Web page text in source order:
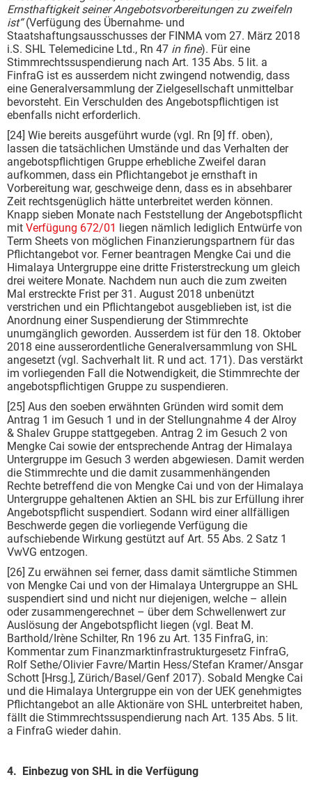
Ernsthaftigkeit seiner Angebotsvorbereitungen zu zweifeln
ist“(Verfügung des Übernahme- und
Staatshaftungsausschusses der FINMA vom 27. März 2018
i.S. SHL Telemedicine Ltd., Rn 47 in fine). Für eine
Stimmrechtssuspendierung nach Art. 135 Abs. 5 lit. a
FinfraG ist es ausserdem nicht zwingend notwendig, dass
eine Generalversammlung der Zielgesellschaft unmittelbar
bevorsteht. Ein Verschulden des Angebotspflichtigen ist
ebenfalls nicht erforderlich.
[24] Wie bereits ausgeführt wurde (vgl. Rn [9] ff. oben),
lassen die tatsächlichen Umstände und das Verhalten der
angebotspflichtigen Gruppe erhebliche Zweifel daran
aufkommen, dass ein Pflichtangebot je ernsthaft in
Vorbereitung war, geschweige denn, dass es in absehbarer
Zeit rechtsgenüglich hätte unterbreitet werden können.
Knapp sieben Monate nach Feststellung der Angebotspflicht
mit Verfügung 672/01 liegen nämlich lediglich Entwürfe von
Term Sheets von möglichen Finanzierungspartnern für das
Pflichtangebot vor. Ferner beantragen Mengke Cai und die
Himalaya Untergruppe eine dritte Fristerstreckung um gleich
drei weitere Monate. Nachdem nun auch die zum zweiten
Mal erstreckte Frist per 31. August 2018 unbenützt
verstrichen und ein Pflichtangebot ausgeblieben ist, ist die
Anordnung einer Suspendierung der Stimmrechte
unumgänglich geworden. Ausserdem ist für den 18. Oktober
2018 eine ausserordentliche Generalversammlung von SHL
angesetzt (vgl. Sachverhalt lit. R und act. 171). Das verstärkt
im vorliegenden Fall die Notwendigkeit, die Stimmrechte der
angebotspflichtigen Gruppe zu suspendieren.
[25] Aus den soeben erwähnten Gründen wird somit dem
Antrag 1 im Gesuch 1 und in der Stellungnahme 4 der Alroy
& Shalev Gruppe stattgegeben. Antrag 2 im Gesuch 2 von
Mengke Cai sowie der entsprechende Antrag der Himalaya
Untergruppe im Gesuch 3 werden abgewiesen. Damit werden
die Stimmrechte und die damit zusammenhängenden
Rechte betreffend die von Mengke Cai und von der Himalaya
Untergruppe gehaltenen Aktien an SHL bis zur Erfüllung ihrer
Angebotspflicht suspendiert. Sodann wird einer allfälligen
Beschwerde gegen die vorliegende Verfügung die
aufschiebende Wirkung gestützt auf Art. 55 Abs. 2 Satz 1
VwVG entzogen.
[26] Zu erwähnen sei ferner, dass damit sämtliche Stimmen
von Mengke Cai und von der Himalaya Untergruppe an SHL
suspendiert sind und nicht nur diejenigen, welche – allein
oder zusammengerechnet – über dem Schwellenwert zur
Auslösung der Angebotspflicht liegen (vgl. Beat M.
Barthold/Irène Schilter, Rn 196 zu Art. 135 FinfraG, in:
Kommentar zum Finanzmarktinfrastrukturgesetz FinfraG,
Rolf Sethe/Olivier Favre/Martin Hess/Stefan Kramer/Ansgar
Schott [Hrsg.], Zürich/Basel/Genf 2017). Sobald Mengke Cai
und die Himalaya Untergruppe ein von der UEK genehmigtes
Pflichtangebot an alle Aktionäre von SHL unterbreitet haben,
fällt die Stimmrechtssuspendierung nach Art. 135 Abs. 5 lit.
a FinfraG wieder dahin.
4. Einbezug von SHL in die Verfügung